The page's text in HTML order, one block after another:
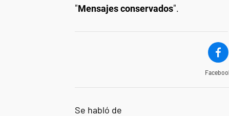
"Mensajes conservados".
Se habló de